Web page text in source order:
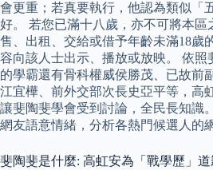
會更重；若真要執行，他認為類似「
好。 若您已滿十八歲，亦不可將本區
售、出租、交給或借予年齡未滿18歲
容向該人士出示、播放或放映。 依照
的學霸還有骨科權威侯勝茂、已故前
江宜樺、前外交部次長史亞平等，高
讓斐陶斐學會受到討論，全民長知識
網友語意情緒，分析各熱門候選人的
斐陶斐是什麼: 高虹安為「戰學歷」